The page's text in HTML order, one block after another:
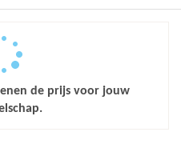
de prijs voor jouw